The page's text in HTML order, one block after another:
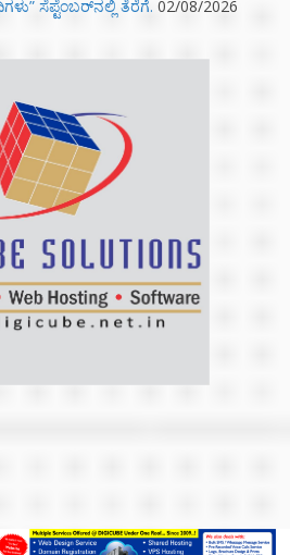
ಸೆಪ್ಟೆಂಬರ್‌ನಲ್ಲಿ ತೆರೆಗೆ. 02/08/2026